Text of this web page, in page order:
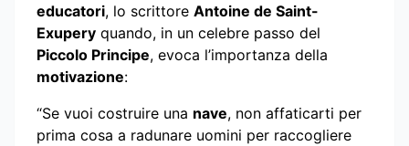
educatori, lo scrittore Antoine de Saint-
Exupery quando, in un celebre passo del
Piccolo Principe, evoca l’importanza della
motivazione:
“Se vuoi costruire una nave, non affaticarti per
prima cosa a radunare uomini per raccogliere